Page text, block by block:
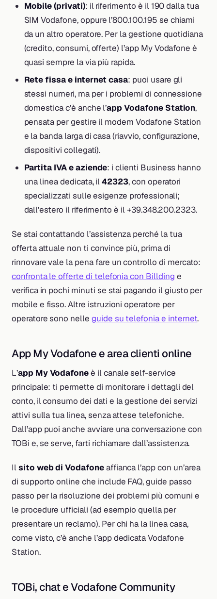
Mobile (privati): il riferimento è il 190 dalla tua
SIM Vodafone, oppure l’800.100.195 se chiami
da un altro operatore. Per la gestione quotidiana
(credito, consumi, offerte) l’app My Vodafone è
quasi sempre la via più rapida.
Rete fissa e internet casa: puoi usare gli
stessi numeri, ma per i problemi di connessione
domestica c’è anche l’app Vodafone Station,
pensata per gestire il modem Vodafone Station
e la banda larga di casa (riavvio, configurazione,
dispositivi collegati).
Partita IVA e aziende: i clienti Business hanno
una linea dedicata, il42323, con operatori
specializzati sulle esigenze professionali;
dall’estero il riferimento è il +39.348.200.2323.
Se stai contattando l’assistenza perché la tua
offerta attuale non ti convince più, prima di
rinnovare vale la pena fare un controllo di mercato:
confronta le offerte di telefonia con Billding e
verifica in pochi minuti se stai pagando il giusto per
mobile e fisso. Altre istruzioni operatore per
operatore sono nelle guide su telefonia e internet.
App My Vodafone e area clienti online
L’app My Vodafoneè il canale self-service
principale: ti permette di monitorare i dettagli del
conto, il consumo dei dati e la gestione dei servizi
attivi sulla tua linea, senza attese telefoniche.
Dall’app puoi anche avviare una conversazione con
TOBi e, se serve, farti richiamare dall’assistenza.
Ilsito web di Vodafoneaffianca l’app con un’area
di supporto online che include FAQ, guide passo
passo per la risoluzione dei problemi più comuni e
le procedure ufficiali (ad esempio quella per
presentare un reclamo). Per chi ha la linea casa,
come visto, c’è anche l’app dedicata Vodafone
Station.
TOBi, chat e Vodafone Community